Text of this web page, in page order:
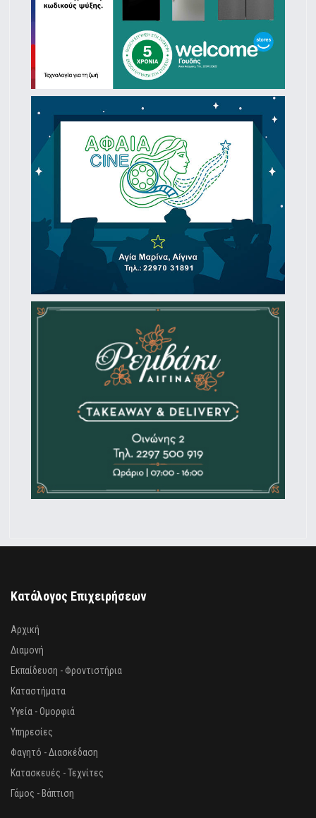
Κατάλογος Επιχειρήσεων
Αρχική
Διαμονή
Εκπαίδευση - Φροντιστήρια
Καταστήματα
Υγεία - Ομορφιά
Υπηρεσίες
Φαγητό - Διασκέδαση
Κατασκευές - Τεχνίτες
Γάμος - Βάπτιση